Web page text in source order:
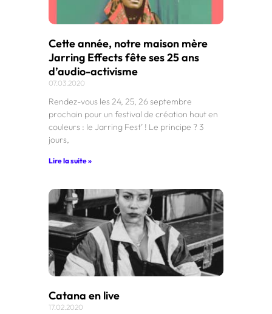
Cette année, notre maison mère
Jarring Effects fête ses 25 ans
d’audio-activisme
07.03.2020
Rendez-vous les 24, 25, 26 septembre
prochain pour un festival de création haut en
couleurs : le Jarring Fest’ ! Le principe ? 3
jours,
Lire la suite »
Catana en live
17.02.2020